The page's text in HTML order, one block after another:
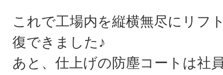
これで工場内を縦横無尽にリフ
復できました♪
あと、仕上げの防塵コートは社